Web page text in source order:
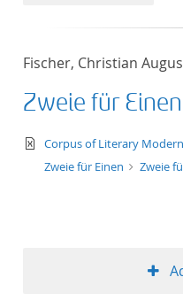
Fischer, Christian
Zweie für Einen
text/xml
Corpus of Literary
Zweie für Einen
Zweie